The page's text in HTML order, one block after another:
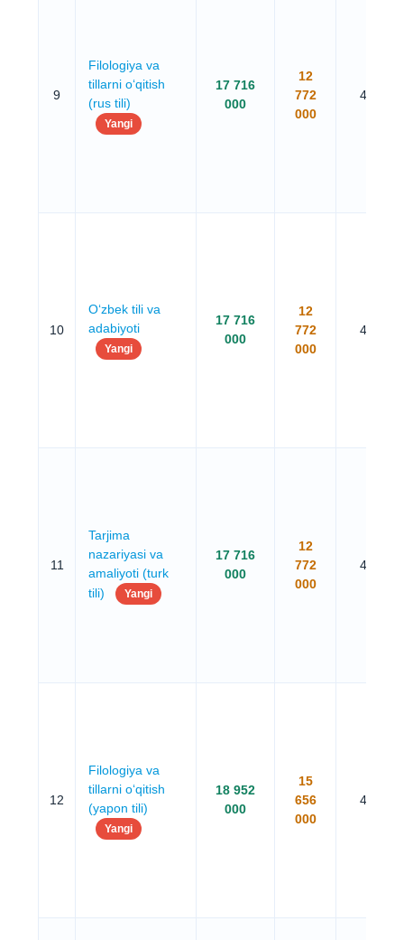
9
Filologiya va
tillarni o‘qitish
(rus tili)
Yangi
17 716
000
12
772
000
4 yil
10
O‘zbek tili va
adabiyoti
Yangi
17 716
000
12
772
000
4 yil
11
Tarjima
nazariyasi va
amaliyoti (turk
tili)
Yangi
17 716
000
12
772
000
4 yil
12
Filologiya va
tillarni o‘qitish
(yapon tili)
Yangi
18 952
000
15
656
000
4 yil